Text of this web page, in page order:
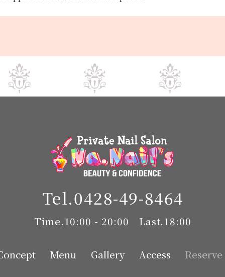
Tel.0428-49-8464
Time.10:00 - 20:00 Last.18:00
Menu Gallery Access Reserve